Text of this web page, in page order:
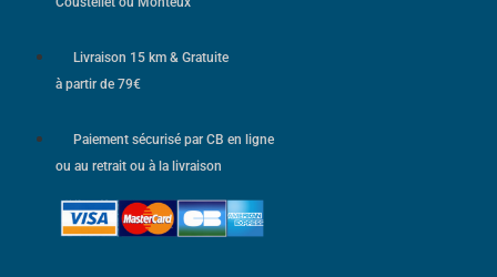
Livraison 15 km & Gratuite
à partir de 79€
Paiement sécurisé par CB en ligne
ou au retrait ou à la livraison